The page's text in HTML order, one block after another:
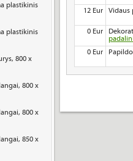
plastikinis
plastikinis
800 x
800 x
800 x
850 x
12 Eur Vidaus
0 Eur
0 Eur